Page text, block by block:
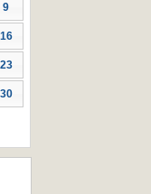
9
16
23
30